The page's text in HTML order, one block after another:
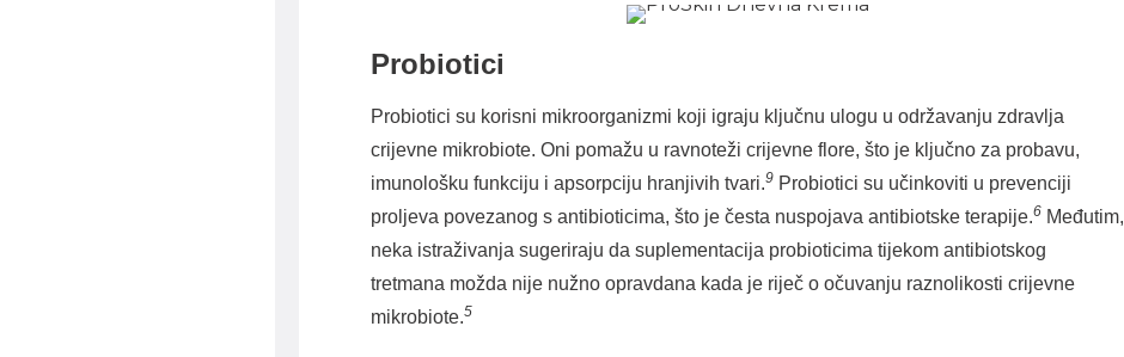
Probiotici
Probiotici su korisni mikroorganizmi koji igraju ključnu ulogu u održavanju zdravlja
crijevne mikrobiote. Oni pomažu u ravnoteži crijevne flore, što je ključno za probavu,
imunološku funkciju i apsorpciju hranjivih tvari.9 Probiotici su učinkoviti u prevenciji
proljeva povezanog s antibioticima, što je česta nuspojava antibiotske terapije.6 Međutim,
neka istraživanja sugeriraju da suplementacija probioticima tijekom antibiotskog
tretmana možda nije nužno opravdana kada je riječ o očuvanju raznolikosti crijevne
mikrobiote.5